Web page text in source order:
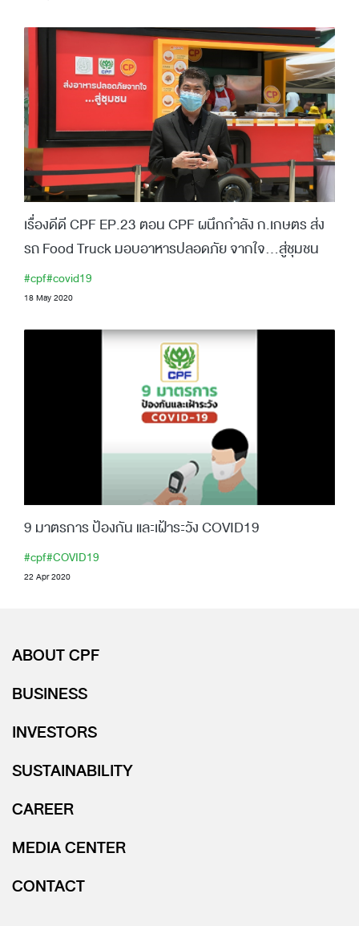
เรื่องดีดี CPF EP.23 ตอน CPF ผนึกกำลัง ก.เกษตร ส่ง
รถ Food Truck มอบอาหารปลอดภัย จากใจ...สู่ชุมชน
#cpf#covid19
18 May 2020
9 มาตรการ ป้องกัน และเฝ้าระวัง COVID19
#cpf#COVID19
22 Apr 2020
ABOUT CPF
BUSINESS
INVESTORS
SUSTAINABILITY
CAREER
MEDIA CENTER
CONTACT